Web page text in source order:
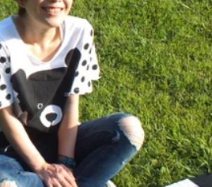
チャレンジ
CAMPFIRE for Social Good
CAMPFIREふるさと納税machi-ya